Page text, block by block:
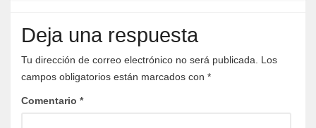
Deja una respuesta
Tu dirección de correo electrónico no será publicada.
Los
campos obligatorios están marcados con *
Comentario *